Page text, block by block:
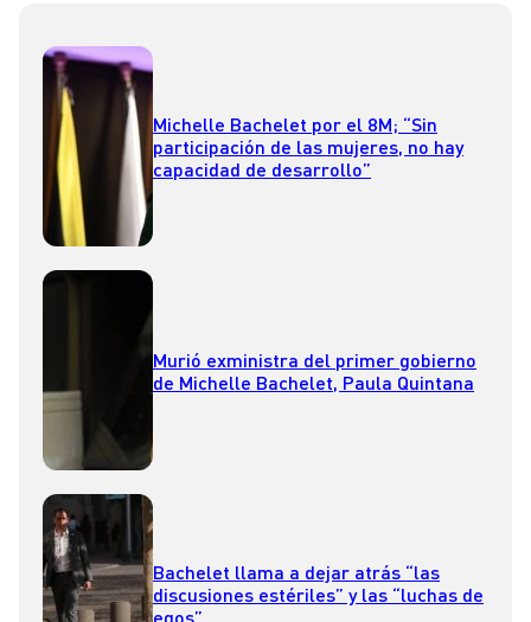
Michelle Bachelet por el 8M; “Sin
participación de las mujeres, no hay
capacidad de desarrollo”
Murió exministra del primer gobierno
de Michelle Bachelet, Paula Quintana
Bachelet llama a dejar atrás “las
discusiones estériles” y las “luchas de
egos”